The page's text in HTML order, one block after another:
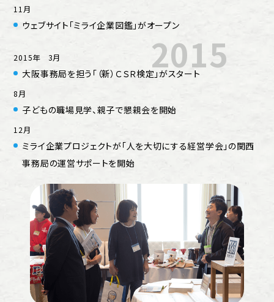
11月
ウェブサイト「ミライ企業図鑑」がオープン
2015
2015年 3月
大阪事務局を担う「（新）ＣＳＲ検定」がスタート
8月
子どもの職場見学、親子で懇親会を開始
12月
ミライ企業プロジェクトが「人を大切にする経営学会」の関西
事務局の運営サポートを開始